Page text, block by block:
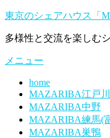
コ
テ
ツ
東京のシェアハウス「
多様性と交流を楽しむ
メニュー
home
MAZARIBA江戸
MAZARIBA中野
MAZARIBA練馬(
MAZARIBA巣鴨